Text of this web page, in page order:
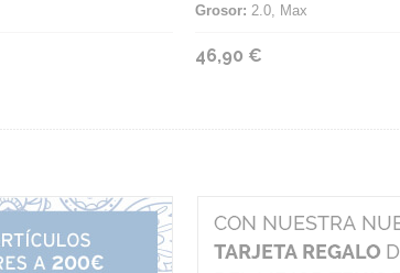
Grosor: 2.0, Max
46,90 €